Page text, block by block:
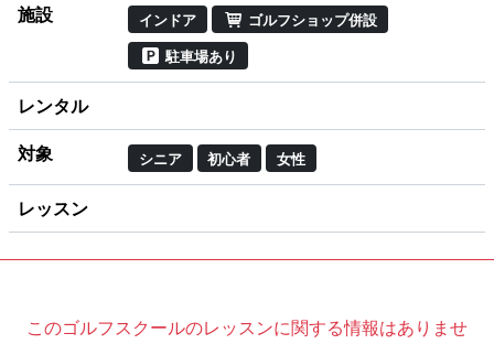
施設 インドア ゴルフショップ併設
駐車場あり
レンタル
対象 シニア 初心者 女性
レッスン
このゴルフスクールのレッスンに関する情報はありませ